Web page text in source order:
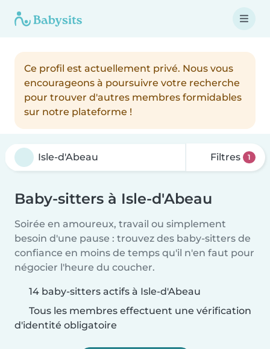
Ce profil est actuellement privé. Nous vous
encourageons à poursuivre votre recherche
pour trouver d'autres membres formidables
sur notre plateforme !
Filtres 1
Baby-sitters à Isle-d'Abeau
Soirée en amoureux, travail ou simplement
besoin d'une pause : trouvez des baby-sitters de
confiance en moins de temps qu'il n'en faut pour
négocier l'heure du coucher.
14 baby-sitters actifs à Isle-d'Abeau
Tous les membres effectuent une vérification
d'identité obligatoire